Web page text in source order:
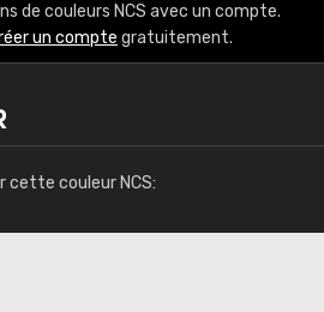
de couleurs NCS avec un compte.
un compte gratuitement.
cette couleur NCS: